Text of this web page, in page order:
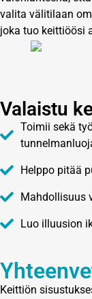
valita välitilaan
joka tuo keittiöösi
Valaistu
Toimii sekä
Helppo pitää
Mahdollisuus
Luo illuusion
Keittiön